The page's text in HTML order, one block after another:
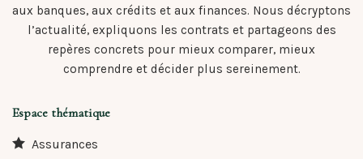
aux banques, aux crédits et aux finances. Nous décryptons
l’actualité, expliquons les contrats et partageons des
repères concrets pour mieux comparer, mieux
comprendre et décider plus sereinement.
Espace thématique
Assurances